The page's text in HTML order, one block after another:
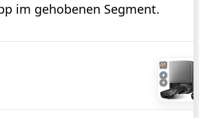
im gehobenen Segment.